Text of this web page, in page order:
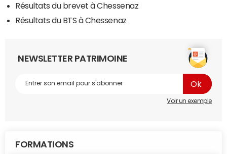
Résultats du brevet à Chessenaz
Résultats du BTS à Chessenaz
NEWSLETTER PATRIMOINE
Voir un exemple
FORMATIONS